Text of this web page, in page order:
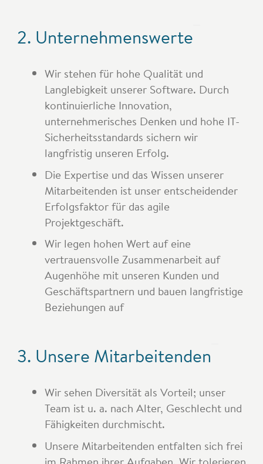
2. Unternehmenswerte
Wir stehen für hohe Qualität und
Langlebigkeit unserer Software. Durch
kontinuierliche Innovation,
unternehmerisches Denken und hohe IT-
Sicherheitsstandards sichern wir
langfristig unseren Erfolg.
Die Expertise und das Wissen unserer
Mitarbeitenden ist unser entscheidender
Erfolgsfaktor für das agile
Projektgeschäft.
Wir legen hohen Wert auf eine
vertrauensvolle Zusammenarbeit auf
Augenhöhe mit unseren Kunden und
Geschäftspartnern und bauen langfristige
Beziehungen auf
3. Unsere Mitarbeitenden
Wir sehen Diversität als Vorteil; unser
Team ist u. a. nach Alter, Geschlecht und
Fähigkeiten durchmischt.
Unsere Mitarbeitenden entfalten sich frei